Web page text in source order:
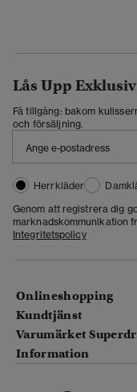
Lås Upp
Få tillgång: bakom
och försäljning.
Herrkläder
Genom att registrera dig
marknadskommunikation
Integritetspolicy
Onlineshopping
Kundtjänst
Varumärket
Information